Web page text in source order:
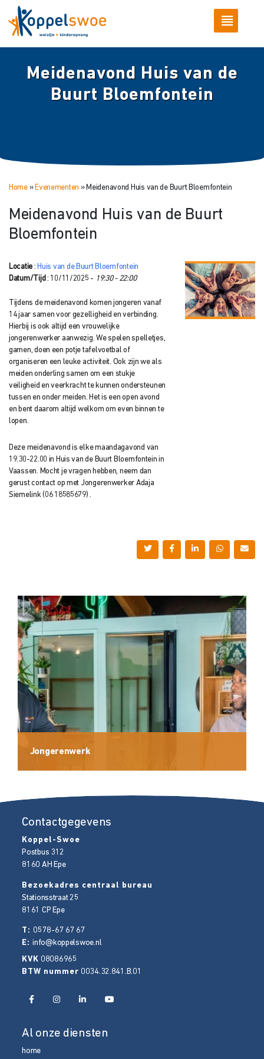
Meidenavond Huis van de
Buurt Bloemfontein
Home» Evenementen » Meidenavond Huis van de Buurt Bloemfontein
Meidenavond Huis van de Buurt
Bloemfontein
Locatie : Huis van de Buurt Bloemfontein
Datum/Tijd : 10/11/2025 - 19:30 - 22:00
Tijdens de meidenavond komen jongeren vanaf
14 jaar samen voor gezelligheid en verbinding.
Hierbij is ook altijd een vrouwelijke
jongerenwerker aanwezig. We spelen spelletjes,
gamen, doen een potje tafelvoetbal of
organiseren een leuke activiteit. Ook zijn we als
meiden onderling samen om een stukje
veiligheid en veerkracht te kunnen ondersteunen
tussen en onder meiden. Het is een open avond
en bent daarom altijd welkom om even binnen te
lopen.
Deze meidenavond is elke maandagavond van
19.30-22.00 in Huis van de Buurt Bloemfontein in
Vaassen. Mocht je vragen hebben, neem dan
gerust contact op met Jongerenwerker Adaja
Siemelink (06 18585679) .
Jongerenwerk
Contactgegevens
Koppel-Swoe
Postbus 312
8160 AH Epe
Bezoekadres centraal bureau
Stationsstraat 25
8161 CP Epe
T: 0578-67 67 67
E:info@koppelswoe.nl
KVK 08086965
BTW nummer 0034.32.841.B.01
Al onze diensten
home